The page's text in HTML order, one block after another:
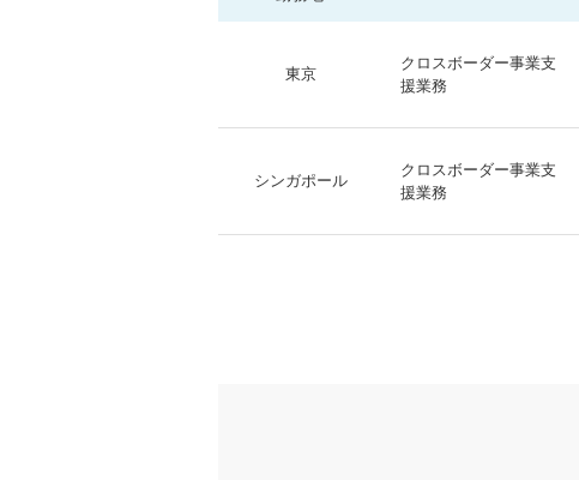
東京
クロスボーダー事業支
援業務
シンガポール
クロスボーダー事業支
援業務